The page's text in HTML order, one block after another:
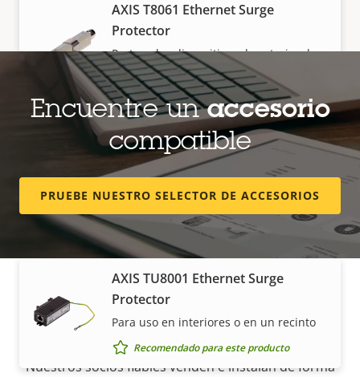
AXIS T8061 Ethernet Surge
Protector
Protege los dispositivos de exterior de
sobretensiones
Recomendado para este producto
AXIS T8154 60 W SFP Midspan
Recomendado para este producto
AXIS TU8001 Ethernet Surge
Protector
Para uso en interiores o en un recinto
Recomendado para este producto
Encuentre unaccesorio
compatible
PRUEBE NUESTRO SELECTOR DE ACCESORIOS
Cómo comprar
Nuestros socios fiables venden e instalan de forma